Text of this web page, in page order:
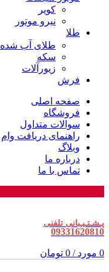
کویر
نیرو موتور
طلا
طلای آب شده
سکه
زیورآلات
فرش
صفحه اصلی
فروشگاه
سوالات متداول
راهنمای دریافت وام
وبلاگ
درباره ما
تماس با ما
پـشـتـیـبانی تلفنی
09331620810
0 مورد /
0 تومان